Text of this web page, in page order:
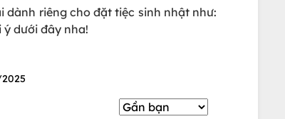
dành riêng cho đặt tiệc sinh nhật như:
dưới đây nha!